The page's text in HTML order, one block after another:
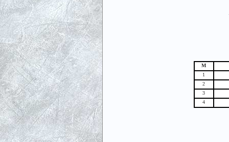
М
1
2
3
4